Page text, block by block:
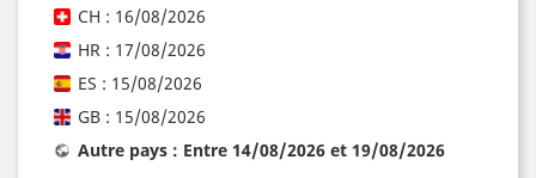
CH : 16/08/2026
HR : 17/08/2026
ES : 15/08/2026
GB : 15/08/2026
Autre pays : Entre 14/08/2026 et 19/08/2026